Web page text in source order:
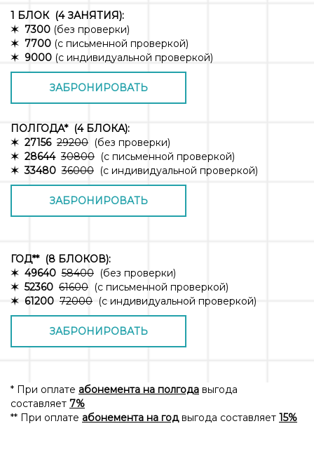
1 БЛОК (4 ЗАНЯТИЯ):
✶ 7300 (без проверки)
✶ 7700 (с письменной проверкой)
✶ 9000 (с индивидуальной проверкой)
ЗАБРОНИРОВАТЬ
ПОЛГОДА* (4 БЛОКА):
✶ 27156 29200 (без проверки)
✶ 28644 30800 (с письменной проверкой)
✶ 33480 36000 (с индивидуальной проверкой)
ЗАБРОНИРОВАТЬ
ГОД** (8 БЛОКОВ):
✶ 49640 58400 (без проверки)
✶ 52360 61600 (с письменной проверкой)
✶ 61200 72000 (с индивидуальной проверкой)
ЗАБРОНИРОВАТЬ
* При оплате абонемента на полгода выгода
составляет 7%
** При оплате абонемента на годвыгода составляет 15%